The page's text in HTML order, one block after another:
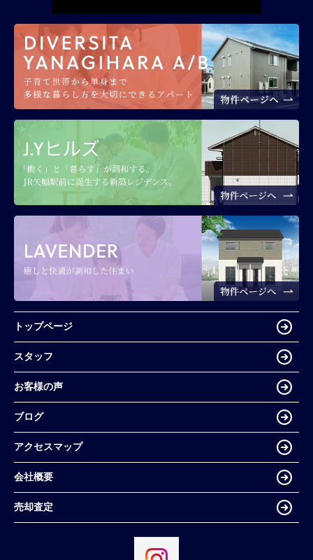
トップページ
スタッフ
お客様の声
ブログ
アクセスマップ
会社概要
売却査定